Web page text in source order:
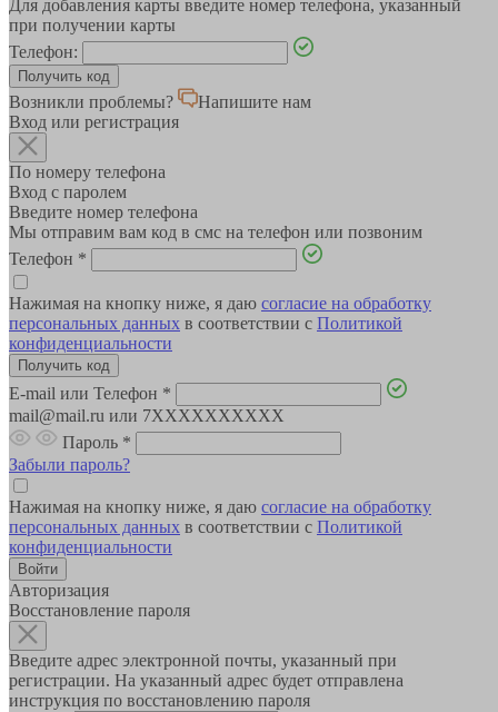
Для добавления карты введите номер телефона, указанный
при получении карты
Телефон:
Возникли проблемы?
Напишите нам
Вход или регистрация
По номеру телефона
Вход с паролем
Введите номер телефона
Мы отправим вам код в смс на телефон или позвоним
Телефон *
Нажимая на кнопку ниже, я даю согласие на обработку
персональных данных в соответствии с Политикой
конфиденциальности
E-mail или Телефон *
mail@mail.ru или 7XXXXXXXXXX
Пароль *
Забыли пароль?
Нажимая на кнопку ниже, я даю согласие на обработку
персональных данных в соответствии с Политикой
конфиденциальности
Авторизация
Восстановление пароля
Введите адрес электронной почты, указанный при
регистрации. На указанный адрес будет отправлена
инструкция по восстановлению пароля